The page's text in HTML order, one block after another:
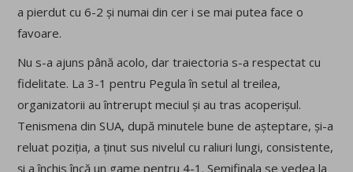
a pierdut cu 6-2 și numai din cer i se mai putea face o
favoare.
Nu s-a ajuns până acolo, dar traiectoria s-a respectat cu
fidelitate. La 3-1 pentru Pegula în setul al treilea,
organizatorii au întrerupt meciul și au tras acoperișul.
Tenismena din SUA, după minutele bune de așteptare, și-a
reluat poziția, a ținut sus nivelul cu raliuri lungi, consistente,
și a închis încă un game pentru 4-1. Semifinala se vedea la